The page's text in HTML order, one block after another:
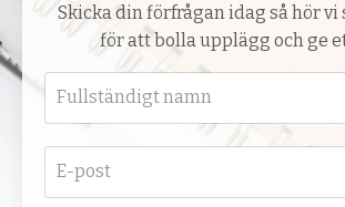
Skicka din förfrågan idag så hör vi
för att bolla upplägg och ge